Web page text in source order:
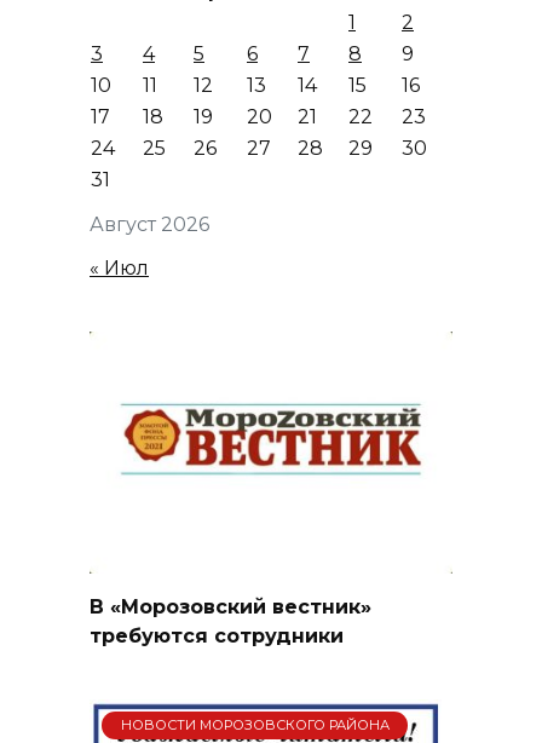
Август 2026
1
2
3
4 5 6 7 8
9
10
11 12 13 14 15
16
17
18 19 20 21 22
23
24
25 26 27 28 29
30
31
« Июл
В «Морозовский вестник»
требуются сотрудники
НОВОСТИ МОРОЗОВСКОГО РАЙОНА